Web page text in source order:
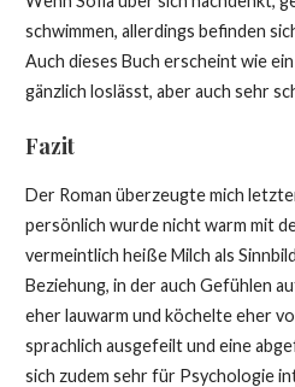
schwimmen, allerdings befinden
Auch dieses Buch erscheint wie
gänzlich loslässt, aber auch sehr
Fazit
Der Roman überzeugte mich
persönlich wurde nicht warm mit
vermeintlich heiße Milch als
Beziehung, in der auch Gefühlen
eher lauwarm und köchelte eher
sprachlich ausgefeilt und eine
sich zudem sehr für Psychologie